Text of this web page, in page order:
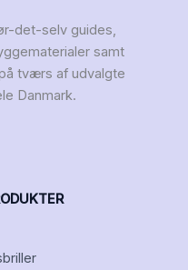
det-selv guides,
samt
tværs af udvalgte
Danmark.